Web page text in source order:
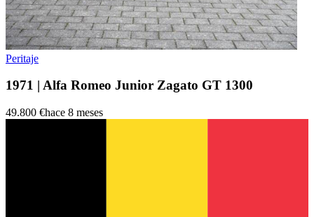
Peritaje
1971 | Alfa Romeo Junior Zagato GT 1300
49.800 €hace 8 meses